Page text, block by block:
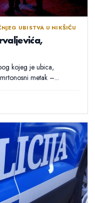
UBISTVA U NIKŠIĆU
kojeg je ubica,
metak –...